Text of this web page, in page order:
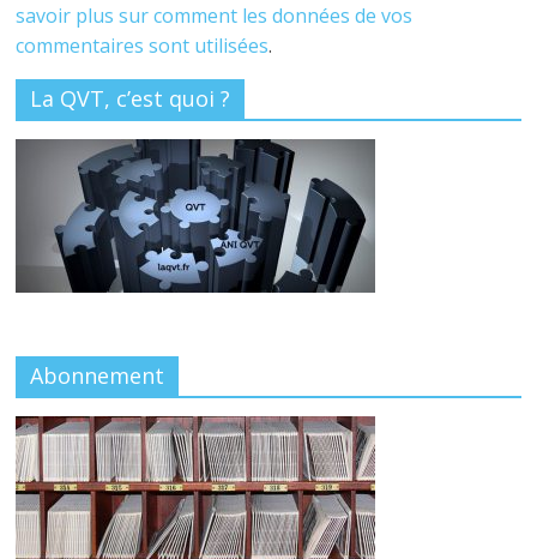
savoir plus sur comment les données de vos
commentaires sont utilisées.
La QVT, c’est quoi ?
Abonnement